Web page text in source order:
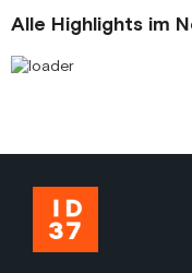
Alle Highlights im